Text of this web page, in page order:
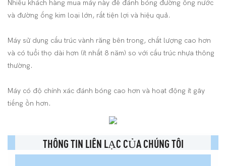
Nhiều khách hàng mua máy này để đánh bóng đường ống nước
và đường ống kim loại lớn, rất tiện lợi và hiệu quả.
Máy sử dụng cấu trúc vành răng bên trong, chất lượng cao hơn
và có tuổi thọ dài hơn (ít nhất 8 năm) so với cấu trúc nhựa thông
thường.
Máy có độ chính xác đánh bóng cao hơn và hoạt động ít gây
tiếng ồn hơn.
THÔNG TIN LIÊN LẠC CỦA CHÚNG TÔI